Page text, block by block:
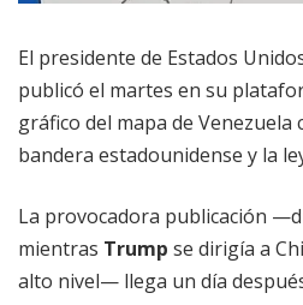
El presidente de Estados
publicó el martes en su
gráfico del mapa de Venezuela
bandera estadounidense y la
La provocadora publicación
mientras Trump se dirigía a
alto nivel— llega un día